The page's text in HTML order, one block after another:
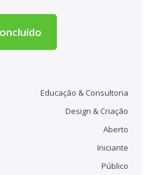
Educação & Consultoria
Design & Criação
Aberto
Iniciante
Público